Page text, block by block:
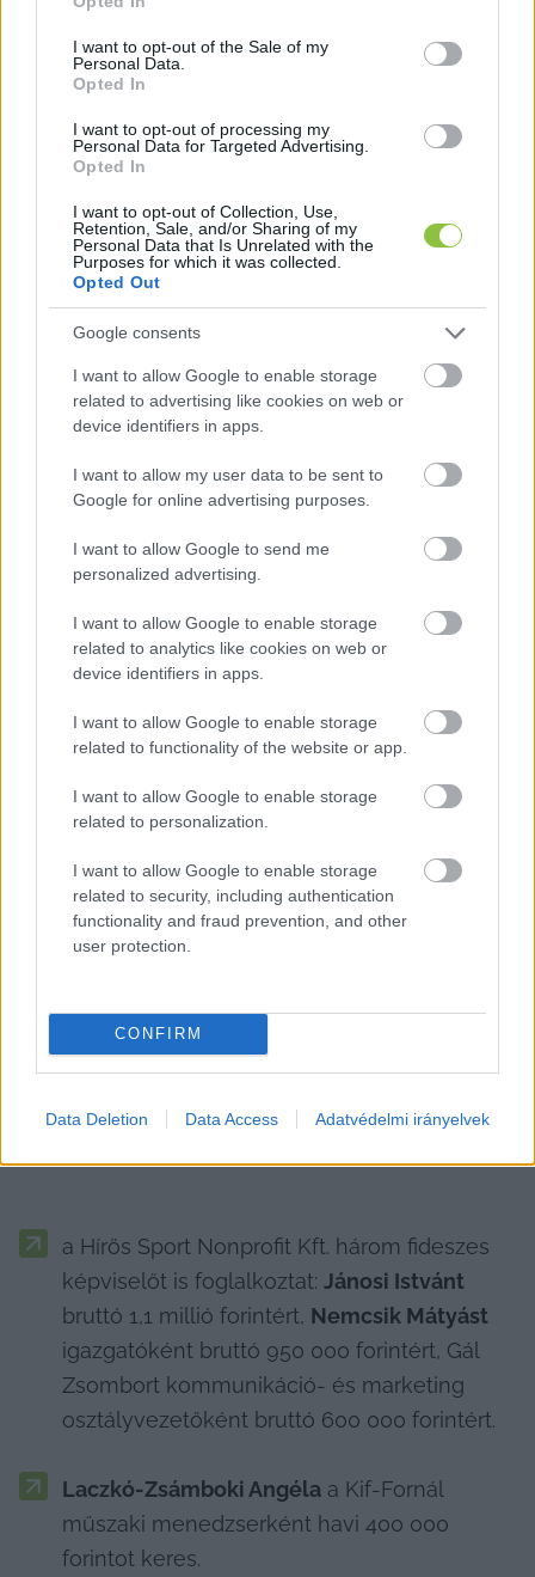
use your data for below specified purposes in below Google
consent section.
I want to opt-out of the Sale of my
Personal Data.
Opted In
I want to opt-out of processing my
Personal Data for Targeted Advertising.
Opted In
I want to opt-out of Collection, Use,
Retention, Sale, and/or Sharing of my
Personal Data that Is Unrelated with the
Purposes for which it was collected.
Opted Out
Google consents
I want to allow Google to enable storage
related to advertising like cookies on web or
device identifiers in apps.
I want to allow my user data to be sent to
Google for online advertising purposes.
I want to allow Google to send me
personalized advertising.
I want to allow Google to enable storage
related to analytics like cookies on web or
device identifiers in apps.
I want to allow Google to enable storage
related to functionality of the website or app.
I want to allow Google to enable storage
related to personalization.
I want to allow Google to enable storage
related to security, including authentication
functionality and fraud prevention, and other
user protection.
CONFIRM
Data Deletion Data Access Adatvédelmi irányelvek
Fidesz–KDNP frakcióból: Papp Zoltán
Kulturális Bizottság elnöke, tag a Gondoskodó
Bizottságban), Szamler László (elnök a Működő
Városban, tag az Aktívban), Laczkó-Zsámboki
Városban), Jánosi István (elnök az Aktív
Városban, tag a Gazdálkodó Városban),
Zsombor (tag az Aktív Városban, társelnök a
Szabályozásiban),
(elnök a
Fejlődőban, tag a Szabályozásiban),
Lévai
Jánosné
Lévainé emellett – a vagyonnyilatkozata alapján
– a Neumann János Egyetem Hírös Népfőiskolai
Lovarda szakmai koordinátoraként nettó havi
357ezer forintot is kap
, ahogy több –
kormánypárti és ellenzéki – képviselő tag még
különböző városi cégek felügyelőbizottságában.
Ellenzéki képviselők közül
(tag a Gazdálkodó Város Bizottságban, társelnök
az Aktív Város Bizottságban), Király József
(társelnök a Fejlődő és a Működő Város
Bizottságokban).
A képviselők többsége más állásból is
rendelkezik bevétellel, és van több kormánypárti
cégekben, melyről részletesen korábban már írt
a Hírös Sport Nonprofit Kft. három fideszes
képviselőt is foglalkoztat: Jánosi Istvánt
bruttó 1,1 millió forintért, Nemcsik Mátyást
igazgatóként bruttó 950 000 forintért, Gál
Zsombort kommunikáció- és marketing
osztályvezetőként bruttó 600 000 forintért.
Laczkó-Zsámboki Angéla a Kif-Fornál
műszaki menedzserként havi 400 000
forintot keres.